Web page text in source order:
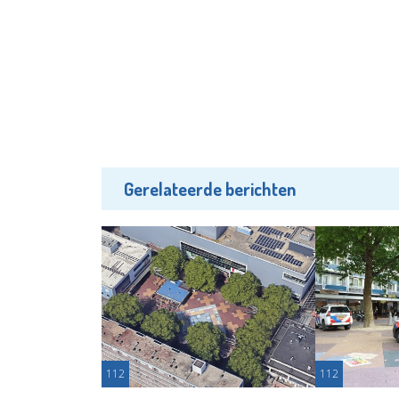
Gerelateerde berichten
112 112